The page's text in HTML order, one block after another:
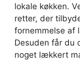
lokale køkken.
retter, der
fornemmelse af
Desuden får du
noget lækkert